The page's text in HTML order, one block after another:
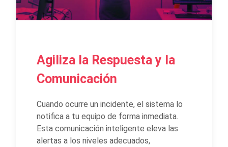
Agiliza la Respuesta y la
Comunicación
Cuando ocurre un incidente, el sistema lo
notifica a tu equipo de forma inmediata.
Esta comunicación inteligente eleva las
alertas a los niveles adecuados,